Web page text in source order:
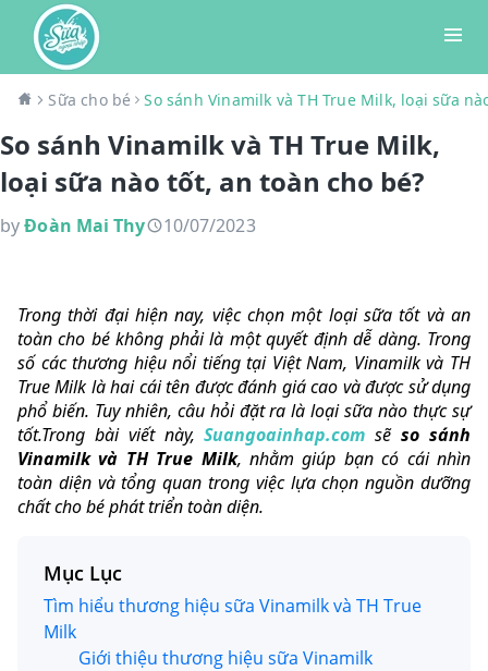
Sữa cho bé So sánh Vinamilk và TH True Milk, loại sữa
So sánh Vinamilk và TH True Milk,
loại sữa nào tốt, an toàn cho bé?
byĐoàn Mai Thy 10/07/2023
Trong thời đại hiện nay, việc chọn một loại sữa tốt và an
toàn cho bé không phải là một quyết định dễ dàng. Trong
số các thương hiệu nổi tiếng tại Việt Nam, Vinamilk và TH
True Milk là hai cái tên được đánh giá cao và được sử dụng
phổ biến. Tuy nhiên, câu hỏi đặt ra là loại sữa nào thực sự
tốt.Trong bài viết này,Suangoainhap.comsẽso sánh
Vinamilk và TH True Milk, nhằm giúp bạn có cái nhìn
toàn diện và tổng quan trong việc lựa chọn nguồn dưỡng
chất cho bé phát triển toàn diện.
Mục Lục
Tìm hiểu thương hiệu sữa Vinamilk và TH True
Milk
Giới thiệu thương hiệu sữa Vinamilk